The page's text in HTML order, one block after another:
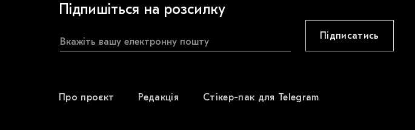
Підпишіться на розсилку
Підписатись
Про проєкт Редакція Стікер-пак для Telegram